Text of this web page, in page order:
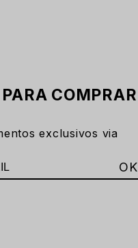
COMPRAR
exclusivos via
OK